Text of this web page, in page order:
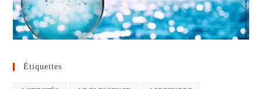
Étiquettes